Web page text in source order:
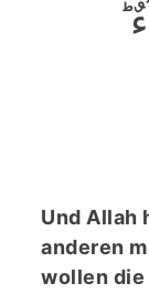
Und Allah
anderen
wollen